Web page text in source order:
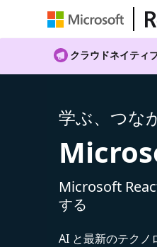
クラウドネイティ
学ぶ、つな
Microsoft
する
AI と最新のテクノ